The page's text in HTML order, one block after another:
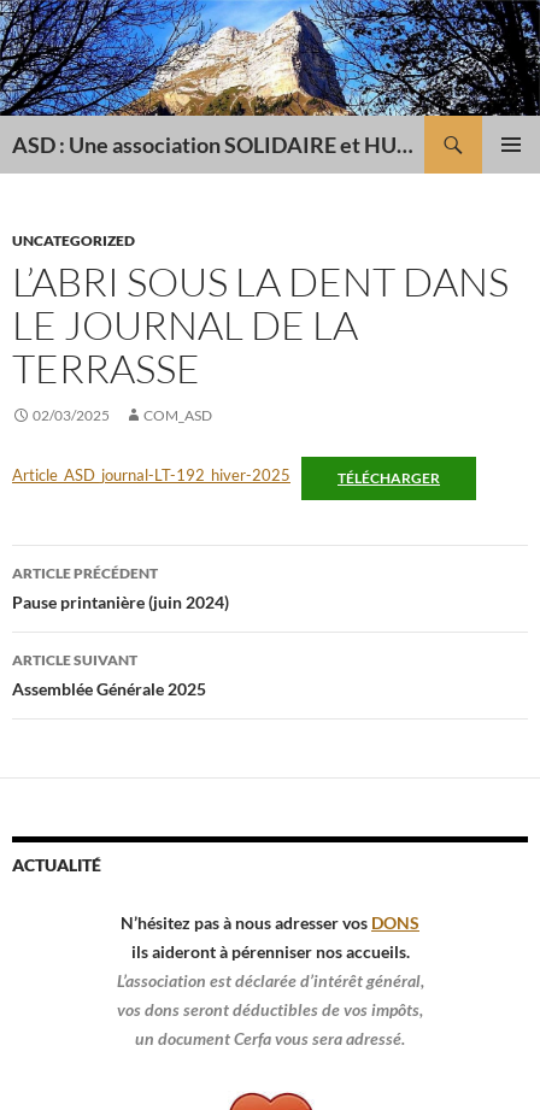
ASD : Une association SOLIDAIRE et HUMANITAIRE
UNCATEGORIZED
L’ABRI SOUS LA DENT DANS
LE JOURNAL DE LA
TERRASSE
02/03/2025 COM_ASD
Article_ASD_journal-LT-192_hiver-2025 TÉLÉCHARGER
Navigation
des
articles
ARTICLE PRÉCÉDENT
Pause printanière (juin 2024)
ARTICLE SUIVANT
Assemblée Générale 2025
ACTUALITÉ
N’hésitez pas à nous adresser vos DONS
ils aideront à pérenniser nos accueils.
L’association est déclarée d’intérêt général,
vos dons seront déductibles de vos impôts,
un document Cerfa vous sera adressé.